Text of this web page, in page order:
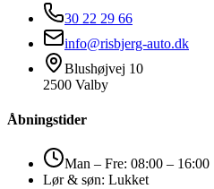
30 22 29 66
info@risbjerg-auto.dk
Blushøjvej 10
2500 Valby
Åbningstider
Man – Fre: 08:00 – 16:00
Lør & søn: Lukket